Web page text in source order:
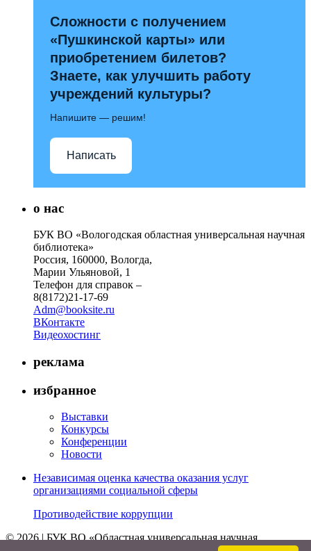
Сложности с получением
«Пушкинской карты» или
приобретением билетов?
Знаете, как улучшить работу
учреждений культуры?
Напишите — решим!
Написать
о нас
БУК ВО «Вологодская областная универсальная научная
библиотека»
Россия, 160000, Вологда,
Марии Ульяновой, 1
Телефон для справок –
8(8172)21-17-69
Adm@booksite.ru
ВКонтакте
Видеохостинг
реклама
избранное
Выставки
Конкурсы
Конференции
Новости
Независимая оценка качества оказания услуг
организациями социальной сферы
Противодействие коррупции
© 2026 | БУК ВО «Областная универсальная научная